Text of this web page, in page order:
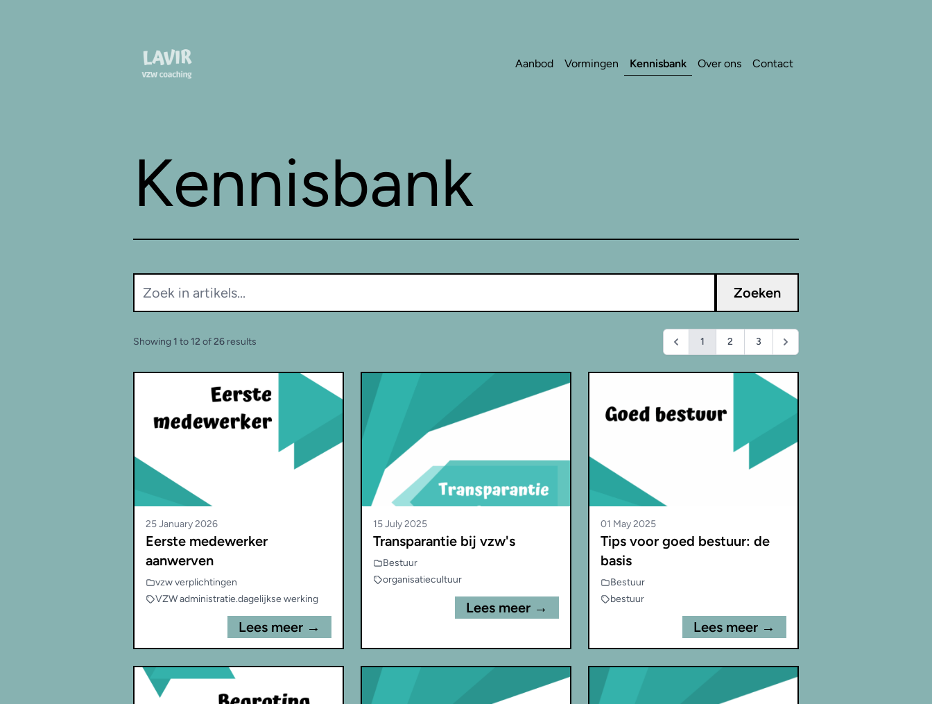
Ga naar de inhoud
Aanbod
Vormingen Kennisbank Over ons Contact
Kennisbank
Zoeken
Showing 1 to 12 of26 results 1 2 3
25 January 2026
Eerste medewerker
aanwerven
vzw verplichtingen
VZW administratie.dagelijkse werking
Lees meer →
15 July 2025
Transparantie bij vzw's
Bestuur
organisatiecultuur
Lees meer →
01 May 2025
Tips voor goed bestuur: de
basis
Bestuur
bestuur
Lees meer →